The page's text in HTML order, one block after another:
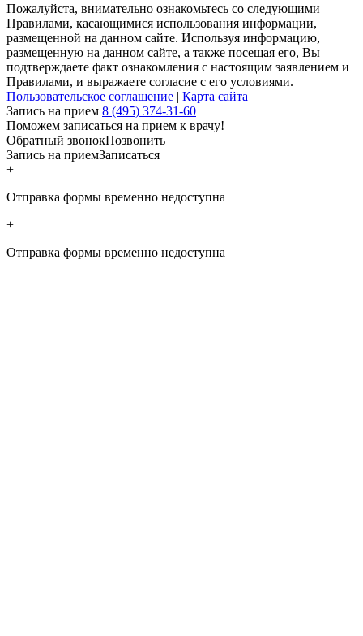
Пожалуйста, внимательно ознакомьтесь со следующими
Правилами, касающимися использования информации,
размещенной на данном сайте. Используя информацию,
размещенную на данном сайте, а также посещая его, Вы
подтверждаете факт ознакомления с настоящим заявлением и
Правилами, и выражаете согласие с его условиями.
Пользовательское соглашение | Карта сайта
Запись на прием 8 (495) 374-31-60
Поможем записаться на прием к врачу!
Обратный звонокПозвонить
Запись на приемЗаписаться
+
Отправка формы временно недоступна
+
Отправка формы временно недоступна